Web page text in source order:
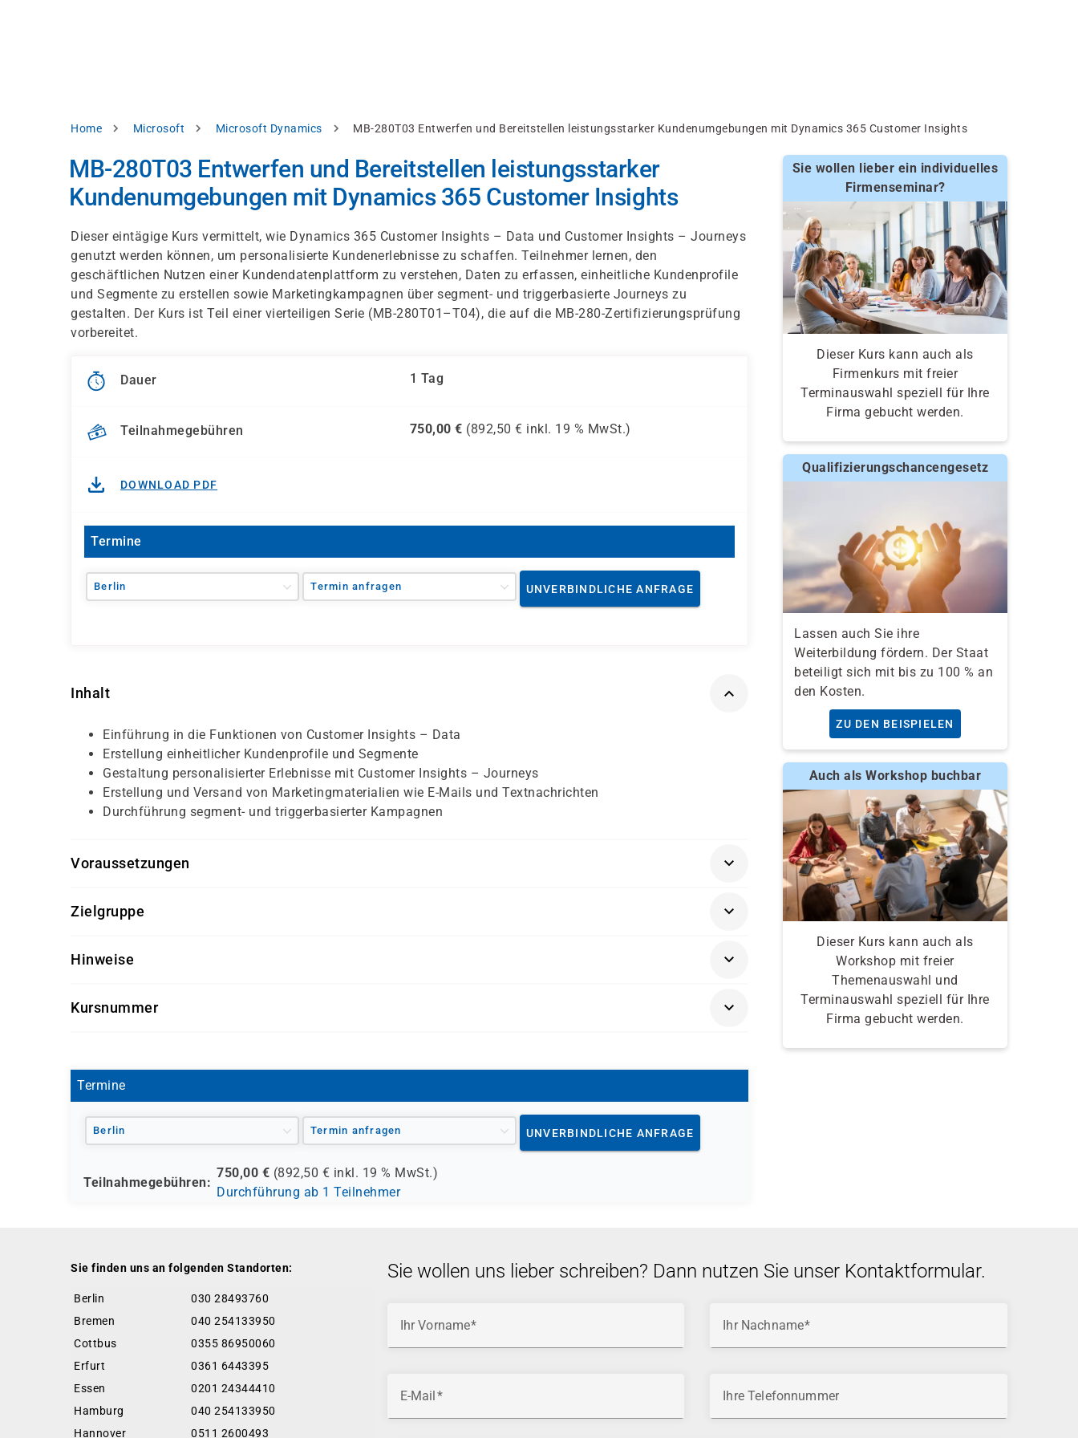
Pfadnavigation
Home Microsoft Microsoft Dynamics MB-280T03 Entwerfen und Bereitstellen leistungsstarker Kundenumgebungen mit Dynamics 365 Customer Insights
MB-280T03 Entwerfen und Bereitstellen leistungsstarker
Kundenumgebungen mit Dynamics 365 Customer Insights
Dieser eintägige Kurs vermittelt, wie Dynamics 365 Customer Insights – Data und Customer Insights – Journeys
genutzt werden können, um personalisierte Kundenerlebnisse zu schaffen. Teilnehmer lernen, den
geschäftlichen Nutzen einer Kundendatenplattform zu verstehen, Daten zu erfassen, einheitliche Kundenprofile
und Segmente zu erstellen sowie Marketingkampagnen über segment- und triggerbasierte Journeys zu
gestalten. Der Kurs ist Teil einer vierteiligen Serie (MB-280T01–T04), die auf die MB-280-Zertifizierungsprüfung
vorbereitet.
Dauer 1 Tag
Teilnahmegebühren 750,00 € (892,50 € inkl. 19 % MwSt.)
DOWNLOAD PDF
Termine
Berlin Termin anfragen UNVERBINDLICHE ANFRAGE
Inhalt
Einführung in die Funktionen von Customer Insights – Data
Erstellung einheitlicher Kundenprofile und Segmente
Gestaltung personalisierter Erlebnisse mit Customer Insights – Journeys
Erstellung und Versand von Marketingmaterialien wie E-Mails und Textnachrichten
Durchführung segment- und triggerbasierter Kampagnen
Voraussetzungen
Grundkenntnisse in Marketingprinzipien
Vertrautheit mit der Dynamics 365 Customer Experience-Suite, einschließlich Dynamics 365 Sales und
Grundlegende Erfahrung in der Konfiguration modellgesteuerter Anwendungen
Zielgruppe
in ihren Organisationen effektiv einsetzen können.
Hinweise
Kursnummer
Termine
Berlin Termin anfragen UNVERBINDLICHE ANFRAGE
Teilnahmegebühren:
750,00 € (892,50 € inkl. 19 % MwSt.)
Durchführung ab 1 Teilnehmer
Sie wollen lieber ein individuelles
Firmenseminar?
Dieser Kurs kann auch als
Firmenkurs mit freier
Terminauswahl speziell für Ihre
Firma gebucht werden.
Qualifizierungschancengesetz
Lassen auch Sie ihre
Weiterbildung fördern. Der Staat
beteiligt sich mit bis zu 100 % an
den Kosten.
ZU DEN BEISPIELEN
Auch als Workshop buchbar
Dieser Kurs kann auch als
Workshop mit freier
Themenauswahl und
Terminauswahl speziell für Ihre
Firma gebucht werden.
Sie finden uns an folgenden Standorten:
Berlin
030 28493760
Bremen
040 254133950
Cottbus
0355 86950060
Erfurt
0361 6443395
Essen
0201 24344410
Hamburg
040 254133950
Hannover
0511 2600493
Sie wollen uns lieber schreiben? Dann nutzen Sie unser Kontaktformular.
Ihr Vorname Ihr Nachname
E-Mail Ihre Telefonnummer
Einstellungen
Datenschutzhinweis